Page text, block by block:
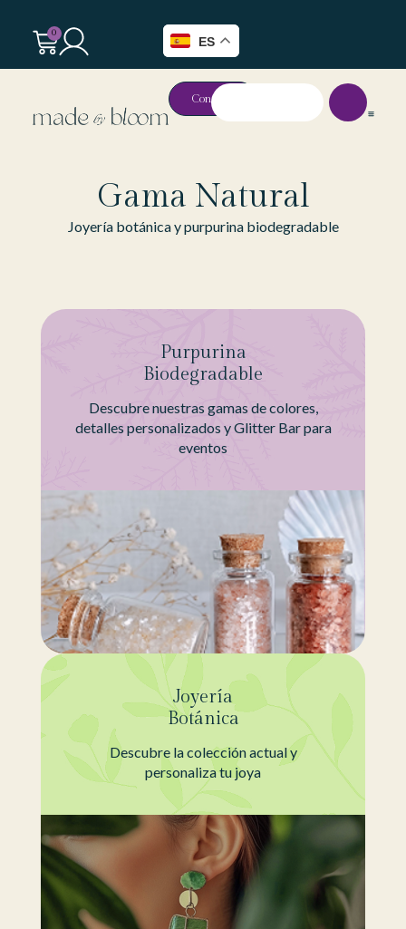
ES
0
Contacto
Gama Natural​
Joyería botánica y purpurina biodegradable
Purpurina
Biodegradable
Descubre nuestras gamas de colores,
detalles personalizados y Glitter Bar para
eventos
Joyería
Botánica
Descubre la colección actual y
personaliza tu joya